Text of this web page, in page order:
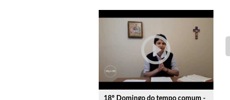
play_circle_outline
18º Domingo do tempo comum -